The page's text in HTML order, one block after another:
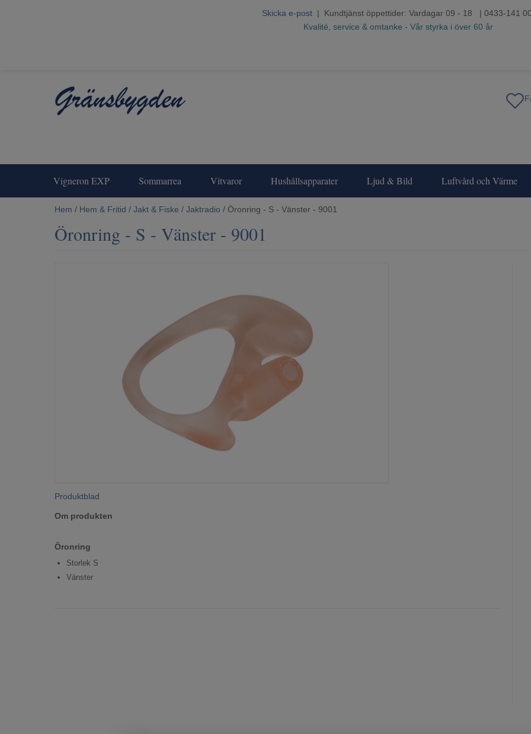
Skicka e-post | Kundtjänst öppettider: Vardagar 09 - 18 | 0433-141 00
Kvalité, service & omtanke - Vår styrka i över 60 år
Vigneron EXP Sommarrea Vitvaror Hushållsapparater Ljud & Bild Luftvård och Värme
Hem / Hem & Fritid / Jakt & Fiske / Jaktradio / Öronring - S - Vänster - 9001
Öronring - S - Vänster - 9001
Produktblad
Om produkten
Öronring
Storlek S
Vänster